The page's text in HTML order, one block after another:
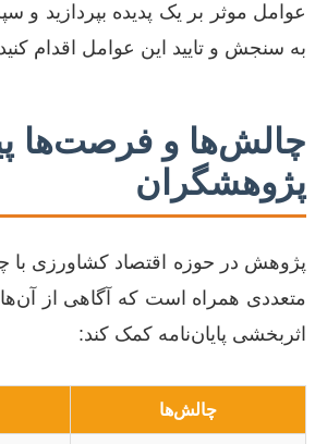
عوامل موثر بر یک پدیده بپردازید
به سنجش و تایید این عوامل اقدام
چالش‌ها و فرصت‌ها
پژوهشگران
پژوهش در حوزه اقتصاد کشاورزی
متعددی همراه است که آگاهی از
اثربخشی پایان‌نامه کمک کند:
چالش‌ها